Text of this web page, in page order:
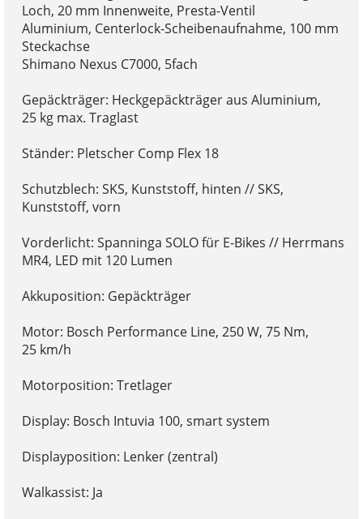
Loch, 20 mm Innenweite, Presta-Ventil
Aluminium, Centerlock-Scheibenaufnahme, 100 mm
Steckachse
Shimano Nexus C7000, 5fach
Gepäckträger: Heckgepäckträger aus Aluminium,
25 kg max. Traglast
Ständer: Pletscher Comp Flex 18
Schutzblech: SKS, Kunststoff, hinten // SKS,
Kunststoff, vorn
Vorderlicht: Spanninga SOLO für E-Bikes // Herrmans
MR4, LED mit 120 Lumen
Akkuposition: Gepäckträger
Motor: Bosch Performance Line, 250 W, 75 Nm,
25 km/h
Motorposition: Tretlager
Display: Bosch Intuvia 100, smart system
Displayposition: Lenker (zentral)
Walkassist: Ja